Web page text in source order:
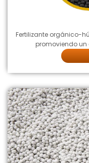
Fertilizante orgánico-
promoviendo